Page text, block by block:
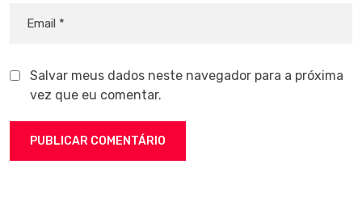
Salvar meus dados neste navegador para a próxima
vez que eu comentar.